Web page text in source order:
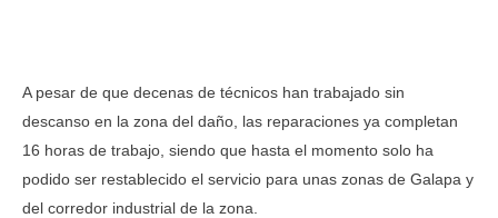
A pesar de que decenas de técnicos han trabajado sin
descanso en la zona del daño, las reparaciones ya completan
16 horas de trabajo, siendo que hasta el momento solo ha
podido ser restablecido el servicio para unas zonas de Galapa y
del corredor industrial de la zona.